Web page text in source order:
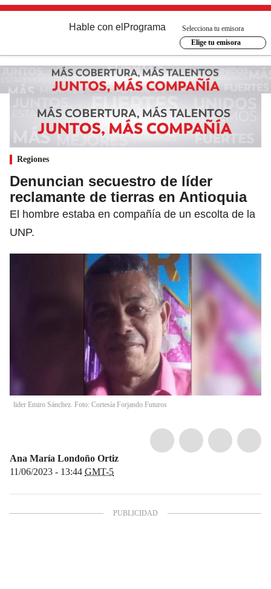
Hable con el Programa
Selecciona tu emisora
Elige tu emisora
Regiones
Denuncian secuestro de líder
reclamante de tierras en Antioquia
El hombre estaba en compañía de un escolta de la
UNP.
lider Emiro Sánchez. Foto: Cortesía Forjando Futuros
Ana María Londoño Ortiz
11/06/2023 - 13:44 GMT-5